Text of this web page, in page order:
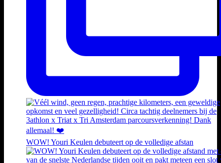
WOW! Youri Keulen debuteert op de volledige afstan